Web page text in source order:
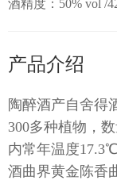
酒精度：50% vol /
产品介绍
陶醉酒产自舍得
300多种植物，
内常年温度
酒曲界黄金陈香